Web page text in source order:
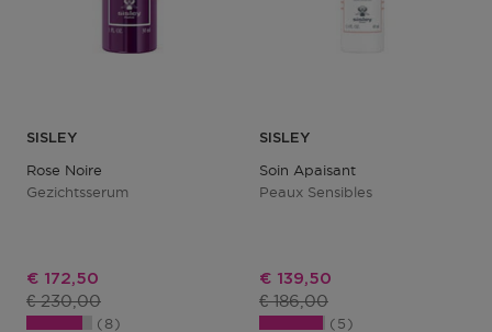
SISLEY
Rose Noire
Gezichtsserum
Kortingsprijs
€ 172,50
Productprijs
€ 230,00
8
SISLEY
Soin Apaisant
Peaux Sensibles
Kortingsprijs
€ 139,50
Productprijs
€ 186,00
5